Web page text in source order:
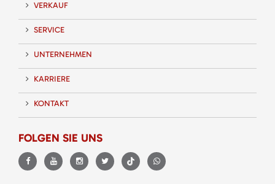
VERKAUF
SERVICE
UNTERNEHMEN
KARRIERE
KONTAKT
FOLGEN SIE UNS